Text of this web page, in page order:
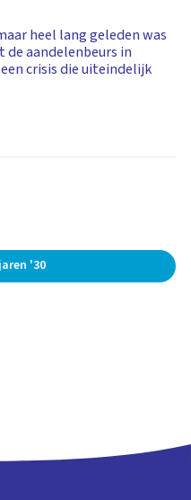
heel lang geleden was
de aandelenbeurs in
crisis die uiteindelijk
'30